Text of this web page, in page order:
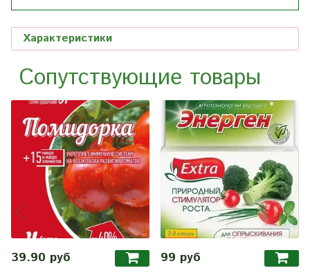
Характеристики
Сопутствующие товары
39.90 руб 99 руб